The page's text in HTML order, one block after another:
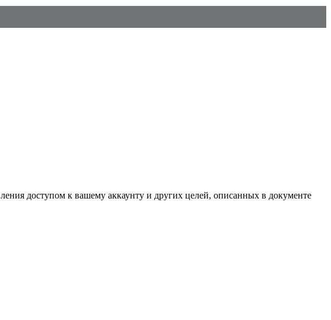
доступом к вашему аккаунту и других целей, описанных в документе